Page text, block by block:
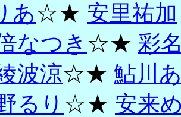
あ☆★ 安里祐加
なつき ☆★ 彩
波涼☆★ 鮎川
るり ☆★ 安来